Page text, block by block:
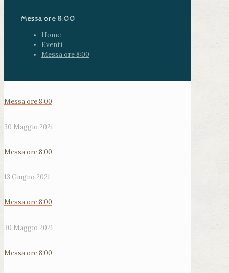
Messa ore 8:00
Home
Eventi
Messa ore 8:00
Messa ore 8:00
30 Maggio 2021
Messa ore 8:00
13 Giugno 2021
Messa ore 8:00
30 Maggio 2021
Messa ore 8:00